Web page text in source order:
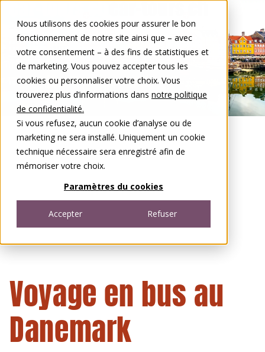
Nous utilisons des cookies pour assurer le bon
fonctionnement de notre site ainsi que – avec
votre consentement – à des fins de statistiques et
de marketing. Vous pouvez accepter tous les
cookies ou personnaliser votre choix. Vous
trouverez plus d’informations dans notre politique
de confidentialité.
Si vous refusez, aucun cookie d’analyse ou de
marketing ne sera installé. Uniquement un cookie
technique nécessaire sera enregistré afin de
mémoriser votre choix.
Paramètres du cookies
Accepter Refuser
DEFR
Open menu
Voyage en bus au
Danemark